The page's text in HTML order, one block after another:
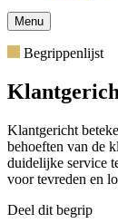
Menu
Begrippenlijst
Klantgericht
behoeften van de
duidelijke service
voor tevreden en
Deel dit begrip